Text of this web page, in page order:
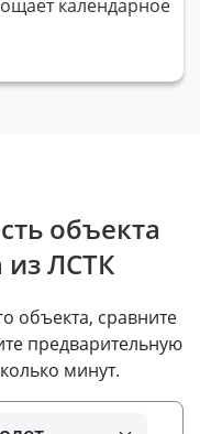
календарное
объекта
из ЛСТК
объекта, сравните
предварительную
минут.